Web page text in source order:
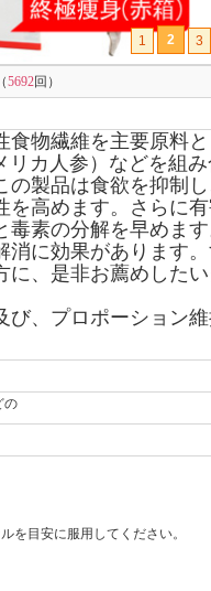
1 2 3
5692回）
食物繊維を主要原料と
リカ人参）などを組
製品は食欲を抑制し
を高めます。さらに
素の分解を早めます
消に効果があります
に、是非お薦めした
び、プロポーション
の
を目安に服用してください。